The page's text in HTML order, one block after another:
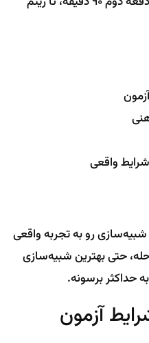
واقعی
شبیه‌سازی رو به تجربه واقعی
حتی بهترین شبیه‌سازی
حداکثر برسونه.
آزمون